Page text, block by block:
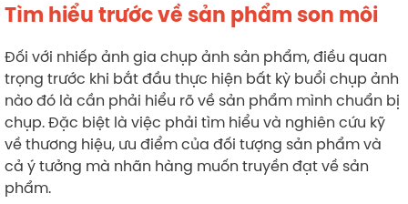
Tìm hiểu trước về sản phẩm son môi
Đối với nhiếp ảnh gia chụp ảnh sản phẩm, điều quan
trọng trước khi bắt đầu thực hiện bất kỳ buổi chụp ảnh
nào đó là cần phải hiểu rõ về sản phẩm mình chuẩn bị
chụp. Đặc biệt là việc phải tìm hiểu và nghiên cứu kỹ
về thương hiệu, ưu điểm của đối tượng sản phẩm và
cả ý tưởng mà nhãn hàng muốn truyền đạt về sản
phẩm.